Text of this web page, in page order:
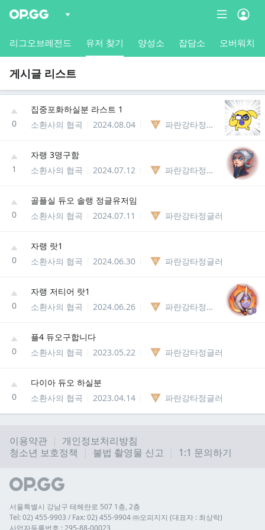
리그오브레전드 유저 찾기 양성소 잡담소 오버워치
게시글 리스트
0
집중포화하실분 라스트 1
소환사의 협곡
2024.08.04 파란강타정글러
1
자랭 3명구함
소환사의 협곡
2024.07.12 파란강타정글러
0
골플실 듀오 솔랭 정글유저임
소환사의 협곡
2024.07.11 파란강타정글러
0
자랭 랏1
소환사의 협곡
2024.06.30 파란강타정글러
0
자랭 저티어 랏1
소환사의 협곡
2024.06.26 파란강타정글러
0
플4 듀오구합니다
소환사의 협곡
2023.05.22 파란강타정글러
0
다이아 듀오 하실분
소환사의 협곡
2023.04.14 파란강타정글러
이용약관
개인정보처리방침
청소년 보호정책
불법 촬영물 신고 1:1 문의하기
서울특별시 강남구 테헤란로 507 1층, 2층
Tel: 02) 455-9903 / Fax: 02) 455-9904 ㈜오피지지 (대표자 : 최상락)
사업자등록번호 : 295-88-00023